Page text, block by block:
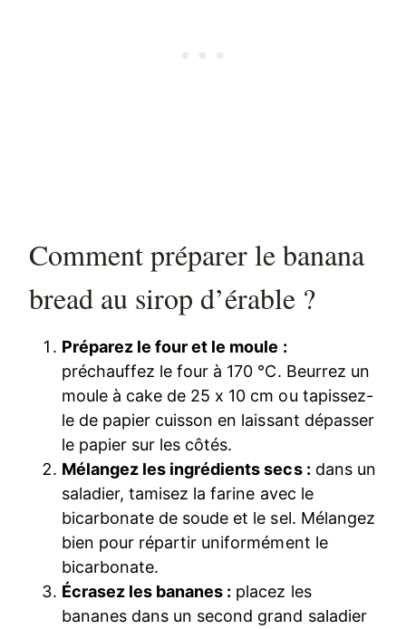
Comment préparer le banana
bread au sirop d’érable ?
Préparez le four et le moule :
préchauffez le four à 170 °C. Beurrez un
moule à cake de 25 x 10 cm ou tapissez-
le de papier cuisson en laissant dépasser
le papier sur les côtés.
Mélangez les ingrédients secs : dans un
saladier, tamisez la farine avec le
bicarbonate de soude et le sel. Mélangez
bien pour répartir uniformément le
bicarbonate.
Écrasez les bananes : placez les
bananes dans un second grand saladier